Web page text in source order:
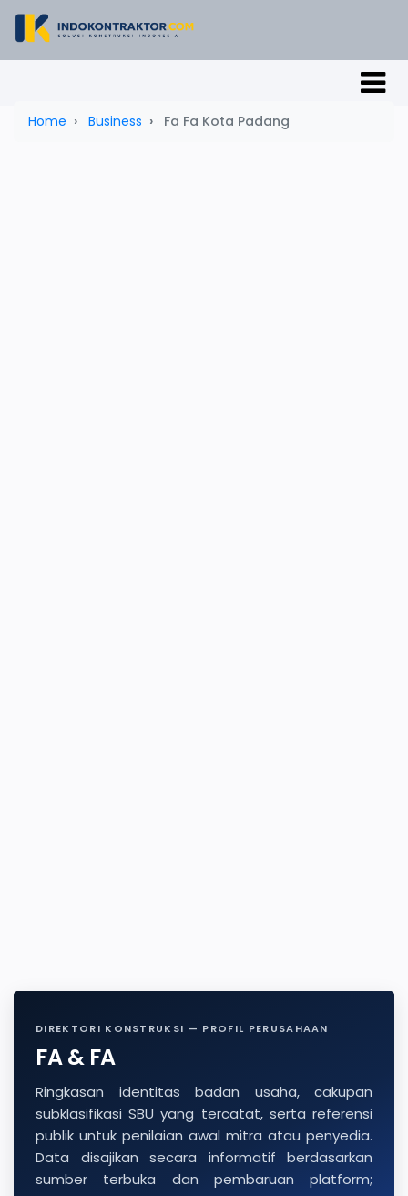
Home Business Fa Fa Kota Padang
DIREKTORI KONSTRUKSI — PROFIL PERUSAHAAN
FA & FA
Ringkasan identitas badan usaha, cakupan
subklasifikasi SBU yang tercatat, serta referensi
publik untuk penilaian awal mitra atau penyedia.
Data disajikan secara informatif berdasarkan
sumber terbuka dan pembaruan platform;